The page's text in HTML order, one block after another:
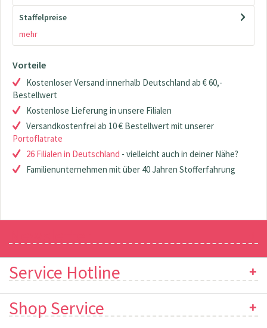
Staffelpreise
mehr
Vorteile
Kostenloser Versand innerhalb Deutschland ab € 60,-
Bestellwert
Kostenlose Lieferung in unsere Filialen
Versandkostenfrei ab 10 € Bestellwert mit unserer
Portoflatrate
26 Filialen in Deutschland - vielleicht auch in deiner Nähe?
Familienunternehmen mit über 40 Jahren Stofferfahrung
Service Hotline
Shop Service